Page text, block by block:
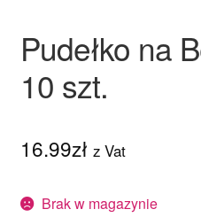
Pudełko na
10 szt.
16.99zł z Vat
Brak w magazynie